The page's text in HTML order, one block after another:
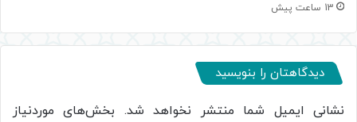
13 ساعت پیش
دیدگاهتان را بنویسید
نشانی ایمیل شما منتشر نخواهد شد. بخش‌های موردنیاز